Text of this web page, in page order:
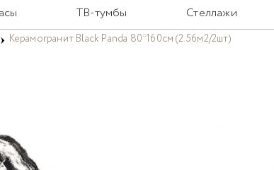
ТВ-тумбы Стеллажи
Керамогранит Black Panda 80*160см (2.56м2/2шт)